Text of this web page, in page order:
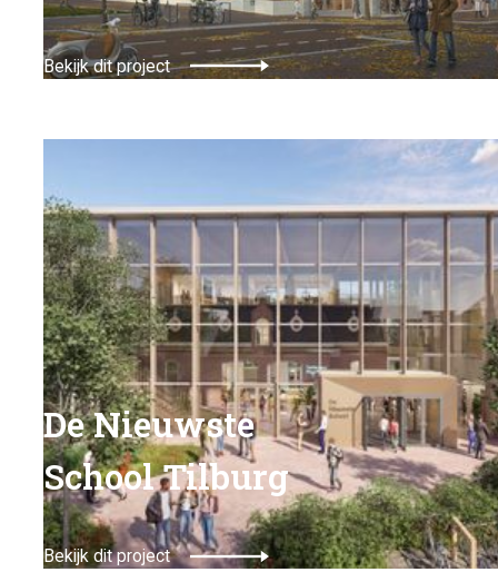
Bekijk dit project
De Nieuwste
School Tilburg
Bekijk dit project